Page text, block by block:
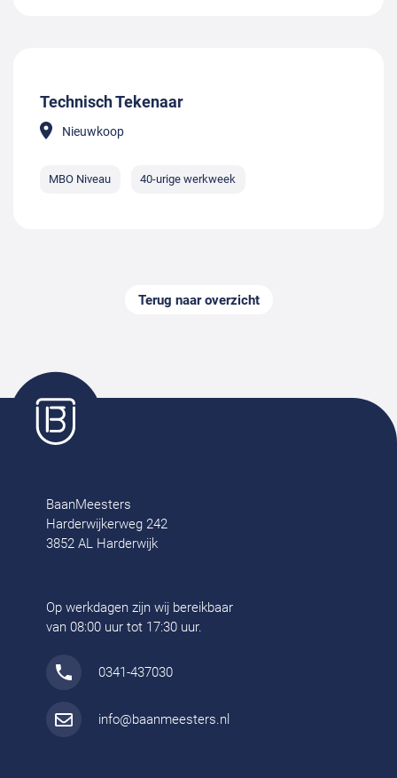
Technisch Tekenaar
Nieuwkoop
MBO Niveau 40-urige werkweek
Terug naar overzicht
BaanMeesters
Harderwijkerweg 242
3852 AL Harderwijk
Op werkdagen zijn wij bereikbaar
van 08:00 uur tot 17:30 uur.
0341-437030
info@baanmeesters.nl